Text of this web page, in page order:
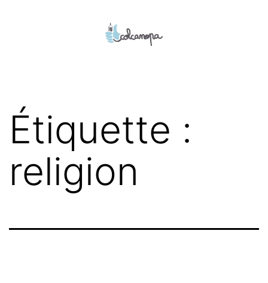
Étiquette :
religion